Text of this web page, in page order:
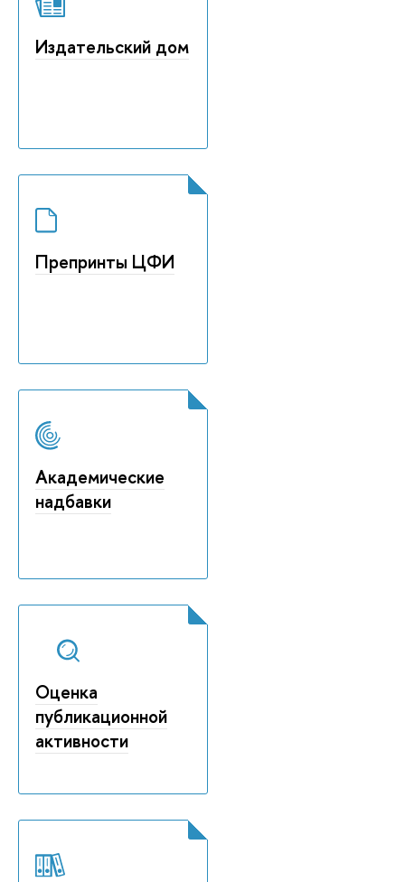
Издательский дом
Препринты ЦФИ
Академические
надбавки
Оценка
публикационной
активности